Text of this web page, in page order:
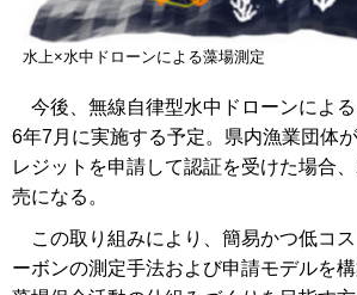
水上×水中ドローンによる藻場測定
今後、無線自律型水中ドローンによ
6年7月に実施する予定。県内漁業団体
レジットを申請して認証を受けた場合
売になる。
この取り組みにより、簡易かつ低コ
ーボンの測定手法および申請モデルを